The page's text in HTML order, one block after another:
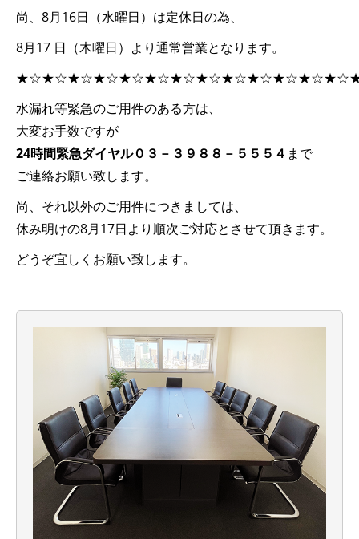
尚、8月16日（水曜日）は定休日の為、
8月17 日（木曜日）より通常営業となります。
水漏れ等緊急のご用件のある方は、
大変お手数ですが
24時間緊急ダイヤル０３－３９８８－５５５４ まで
ご連絡お願い致します。
尚、それ以外のご用件につきましては、
休み明けの8月17日より順次ご対応とさせて頂きます。
どうぞ宜しくお願い致します。